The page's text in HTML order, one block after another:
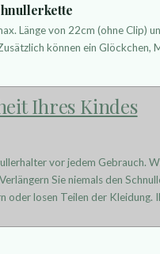
Länge von 22cm (ohne Clip)
können ein
Ihres Kindes
vor jedem Gebrauch.
Sie niemals den
oder losen Teilen der Kleidung.